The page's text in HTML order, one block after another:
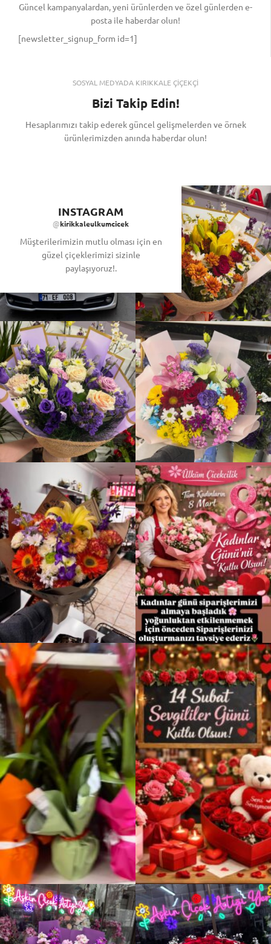
Güncel kampanyalardan, yeni ürünlerden ve özel günlerden e-
posta ile haberdar olun!
[newsletter_signup_form id=1]
SOSYAL MEDYADA KIRIKKALE ÇİÇEKÇİ
Bizi Takip Edin!
Hesaplarımızı takip ederek güncel gelişmelerden ve örnek
ürünlerimizden anında haberdar olun!
INSTAGRAM
@kirikkaleulkumcicek
Müşterilerimizin mutlu olması için en
güzel çiçeklerimizi sizinle
paylaşıyoruz!.